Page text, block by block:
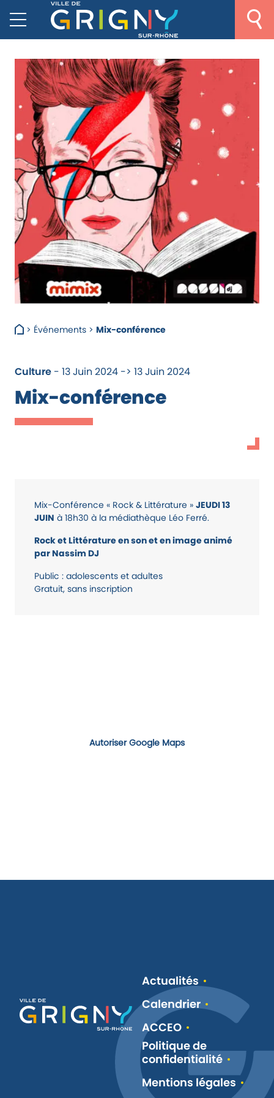
> Événements> Mix-conférence
Culture - 13 Juin 2024 -> 13 Juin 2024
Mix-conférence
Mix-Conférence « Rock & Littérature » JEUDI13
JUIN à 18h30 à la médiathèque Léo Ferré.
Rock et Littérature en son et en image animé
par Nassim DJ
Public : adolescents et adultes
Gratuit, sans inscription
Autoriser Google Maps
Actualités
Calendrier
ACCEO
Politique de
confidentialité
Mentions légales